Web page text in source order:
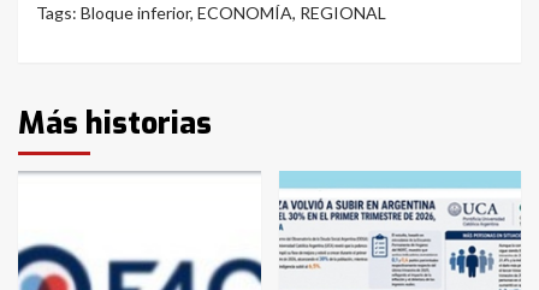
Tags: Bloque inferior, ECONOMÍA, REGIONAL
Más historias